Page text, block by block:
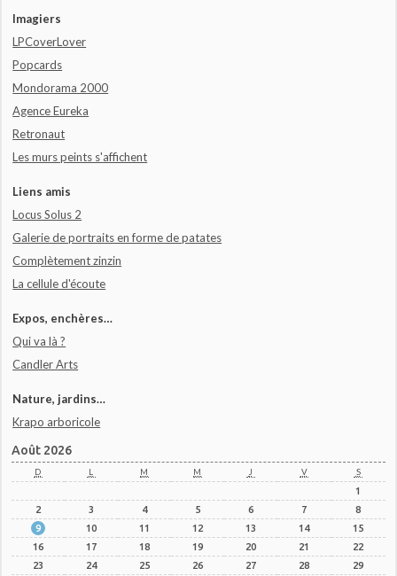
Imagiers
LPCoverLover
Popcards
Mondorama 2000
Agence Eureka
Retronaut
Les murs peints s'affichent
Liens amis
Locus Solus 2
Galerie de portraits en forme de patates
Complètement zinzin
La cellule d'écoute
Expos, enchères…
Qui va là ?
Candler Arts
Nature, jardins…
Krapo arboricole
Août 2026
D L M M J V S
1
2
3 4 5 6 7
8
9
10 11 12 13 14
15
16
17 18 19 20 21
22
23
24 25 26 27 28
29